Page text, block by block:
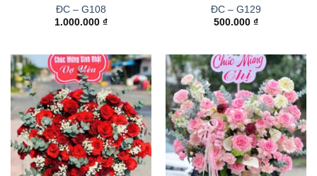
ĐC – G108
1.000.000 ₫
ĐC – G129
500.000 ₫